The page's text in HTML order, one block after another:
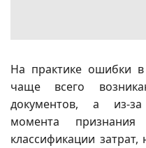
На практике ошибки
чаще всего
документов, а из-
момента признания
классификации затрат,